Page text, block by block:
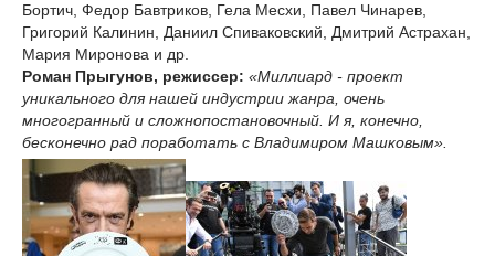
Бортич, Федор Бавтриков, Гела Месхи, Павел Чинарев,
Григорий Калинин, Даниил Спиваковский, Дмитрий Астрахан,
Мария Миронова и др.
Роман Прыгунов, режиссер: «Миллиард - проект
уникального для нашей индустрии жанра, очень
многогранный и сложнопостановочный. И я, конечно,
бесконечно рад поработать с Владимиром Машковым».